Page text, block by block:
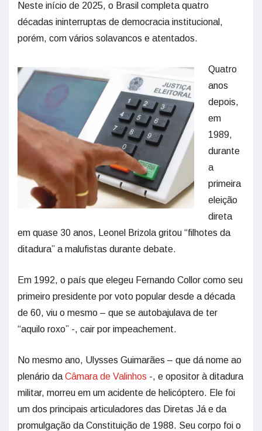
Neste início de 2025, o Brasil completa quatro
décadas ininterruptas de democracia institucional,
porém, com vários solavancos e atentados.
Quatro
anos
depois,
em
1989,
durante
a
primeira
eleição
direta
em quase 30 anos, Leonel Brizola gritou “filhotes da
ditadura” a malufistas durante debate.
Em 1992, o país que elegeu Fernando Collor como seu
primeiro presidente por voto popular desde a década
de 60, viu o mesmo – que se autobajulava de ter
“aquilo roxo” -, cair por impeachement.
No mesmo ano, Ulysses Guimarães – que dá nome ao
plenário da Câmara de Valinhos -, e opositor à ditadura
militar, morreu em um acidente de helicóptero. Ele foi
um dos principais articuladores das Diretas Já e da
promulgação da Constituição de 1988. Seu corpo foi o